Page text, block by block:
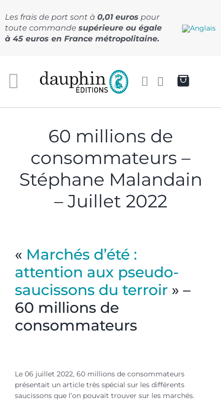
au
contenu
Les frais de port sont à 0,01 euros pour
toute commande supérieure ou égale
à 45 euros en France métropolitaine.
60 millions de
consommateurs –
Stéphane Malandain
– Juillet 2022
« Marchés d’été :
attention aux pseudo-
saucissons du terroir» –
60 millions de
consommateurs
Le 06 juillet 2022, 60 millions de consommateurs
présentait un article très spécial sur les différents
saucissons que l’on pouvait trouver sur les marchés.